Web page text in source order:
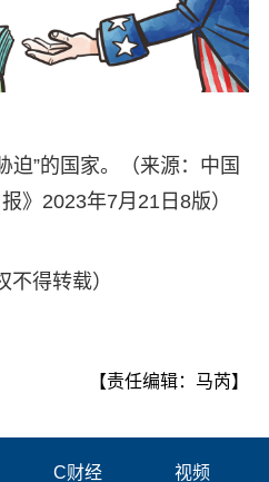
迫”的国家。（来源：中国
》2023年7月21日8版）
不得转载）
【责任编辑：马芮】
C财经 视频